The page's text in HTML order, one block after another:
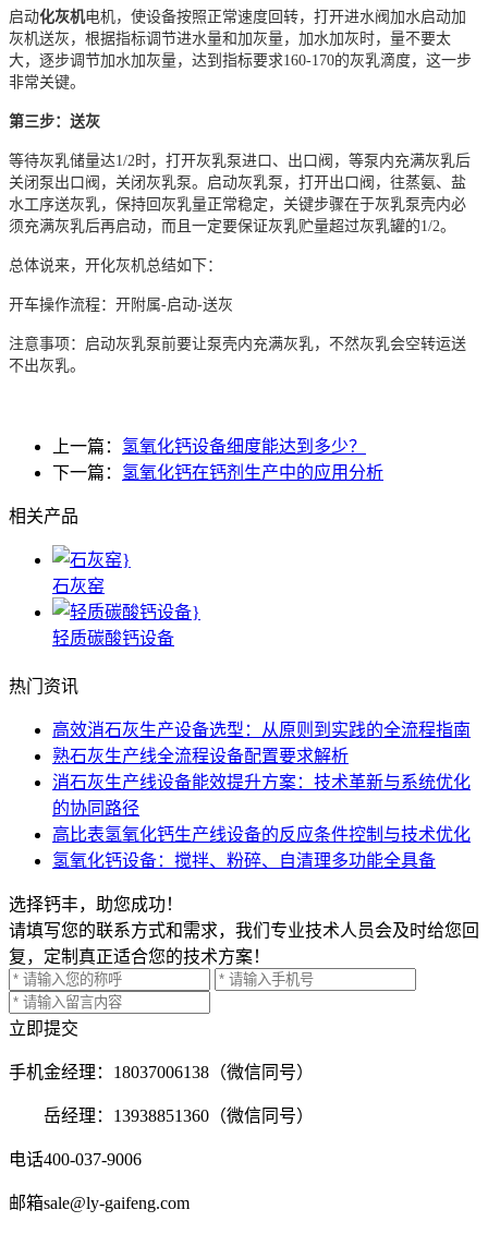
启动化灰机电机，使设备按照正常速度回转，打开进水阀加水启动加
灰机送灰，根据指标调节进水量和加灰量，加水加灰时，量不要太
大，逐步调节加水加灰量，达到指标要求160-170的灰乳滴度，这一步
非常关键。
第三步：送灰
等待灰乳储量达1/2时，打开灰乳泵进口、出口阀，等泵内充满灰乳后
关闭泵出口阀，关闭灰乳泵。启动灰乳泵，打开出口阀，往蒸氨、盐
水工序送灰乳，保持回灰乳量正常稳定，关键步骤在于灰乳泵壳内必
须充满灰乳后再启动，而且一定要保证灰乳贮量超过灰乳罐的1/2。
总体说来，开化灰机总结如下：
开车操作流程：开附属-启动-送灰
注意事项：启动灰乳泵前要让泵壳内充满灰乳，不然灰乳会空转运送
不出灰乳。
上一篇： 氢氧化钙设备细度能达到多少？
下一篇： 氢氧化钙在钙剂生产中的应用分析
相关产品
石灰窑
轻质碳酸钙设备
热门资讯
高效消石灰生产设备选型：从原则到实践的全流程指南
熟石灰生产线全流程设备配置要求解析
消石灰生产线设备能效提升方案：技术革新与系统优化
的协同路径
高比表氢氧化钙生产线设备的反应条件控制与技术优化
氢氧化钙设备：搅拌、粉碎、自清理多功能全具备
选择钙丰，助您成功！
请填写您的联系方式和需求，我们专业技术人员会及时给您回
复，定制真正适合您的技术方案！
立即提交
手机金经理：18037006138（微信同号）
岳经理：13938851360（微信同号）
电话400-037-9006
邮箱sale@ly-gaifeng.com